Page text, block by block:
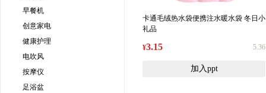
早餐机
创意家电
健康护理
电吹风
按摩仪
足浴盆
卡通毛绒热水袋便携注水暖水袋 冬日小
礼品
¥3.15 5.36
加入ppt